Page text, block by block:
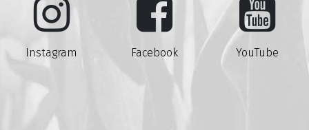
Instagram Facebook YouTube